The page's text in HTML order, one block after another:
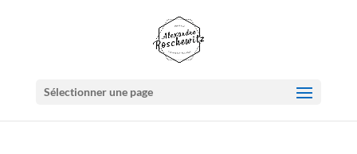
Sélectionner une page